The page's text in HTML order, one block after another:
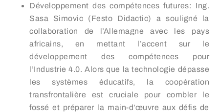
Développement des compétences futures: Ing.
Sasa Simovic (Festo Didactic) a souligné la
collaboration de l’Allemagne avec les pays
africains, en mettant l’accent sur le
développement des compétences pour
l’Industrie 4.0. Alors que la technologie dépasse
les systèmes éducatifs, la coopération
transfrontalière est cruciale pour combler le
fossé et préparer la main-d’œuvre aux défis de